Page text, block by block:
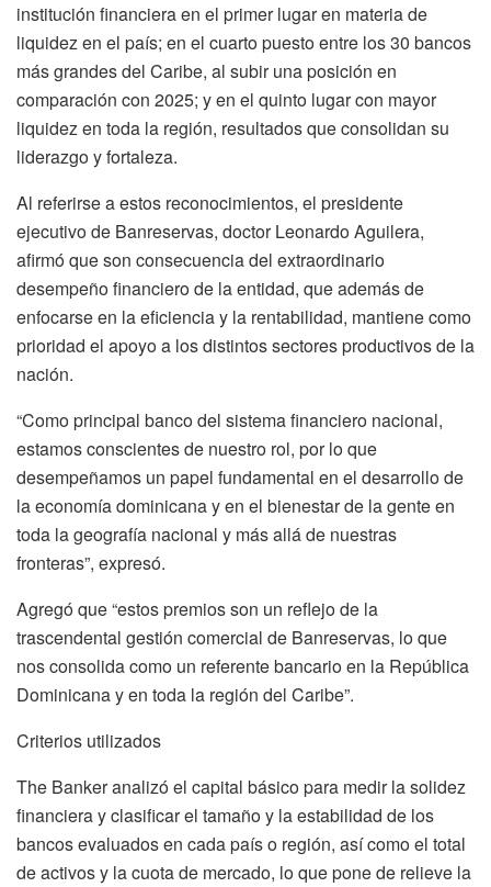
institución financiera en el primer lugar en materia de
liquidez en el país; en el cuarto puesto entre los 30 bancos
más grandes del Caribe, al subir una posición en
comparación con 2025; y en el quinto lugar con mayor
liquidez en toda la región, resultados que consolidan su
liderazgo y fortaleza.
Al referirse a estos reconocimientos, el presidente
ejecutivo de Banreservas, doctor Leonardo Aguilera,
afirmó que son consecuencia del extraordinario
desempeño financiero de la entidad, que además de
enfocarse en la eficiencia y la rentabilidad, mantiene como
prioridad el apoyo a los distintos sectores productivos de la
nación.
“Como principal banco del sistema financiero nacional,
estamos conscientes de nuestro rol, por lo que
desempeñamos un papel fundamental en el desarrollo de
la economía dominicana y en el bienestar de la gente en
toda la geografía nacional y más allá de nuestras
fronteras”, expresó.
Agregó que “estos premios son un reflejo de la
trascendental gestión comercial de Banreservas, lo que
nos consolida como un referente bancario en la República
Dominicana y en toda la región del Caribe”.
Criterios utilizados
The Banker analizó el capital básico para medir la solidez
financiera y clasificar el tamaño y la estabilidad de los
bancos evaluados en cada país o región, así como el total
de activos y la cuota de mercado, lo que pone de relieve la